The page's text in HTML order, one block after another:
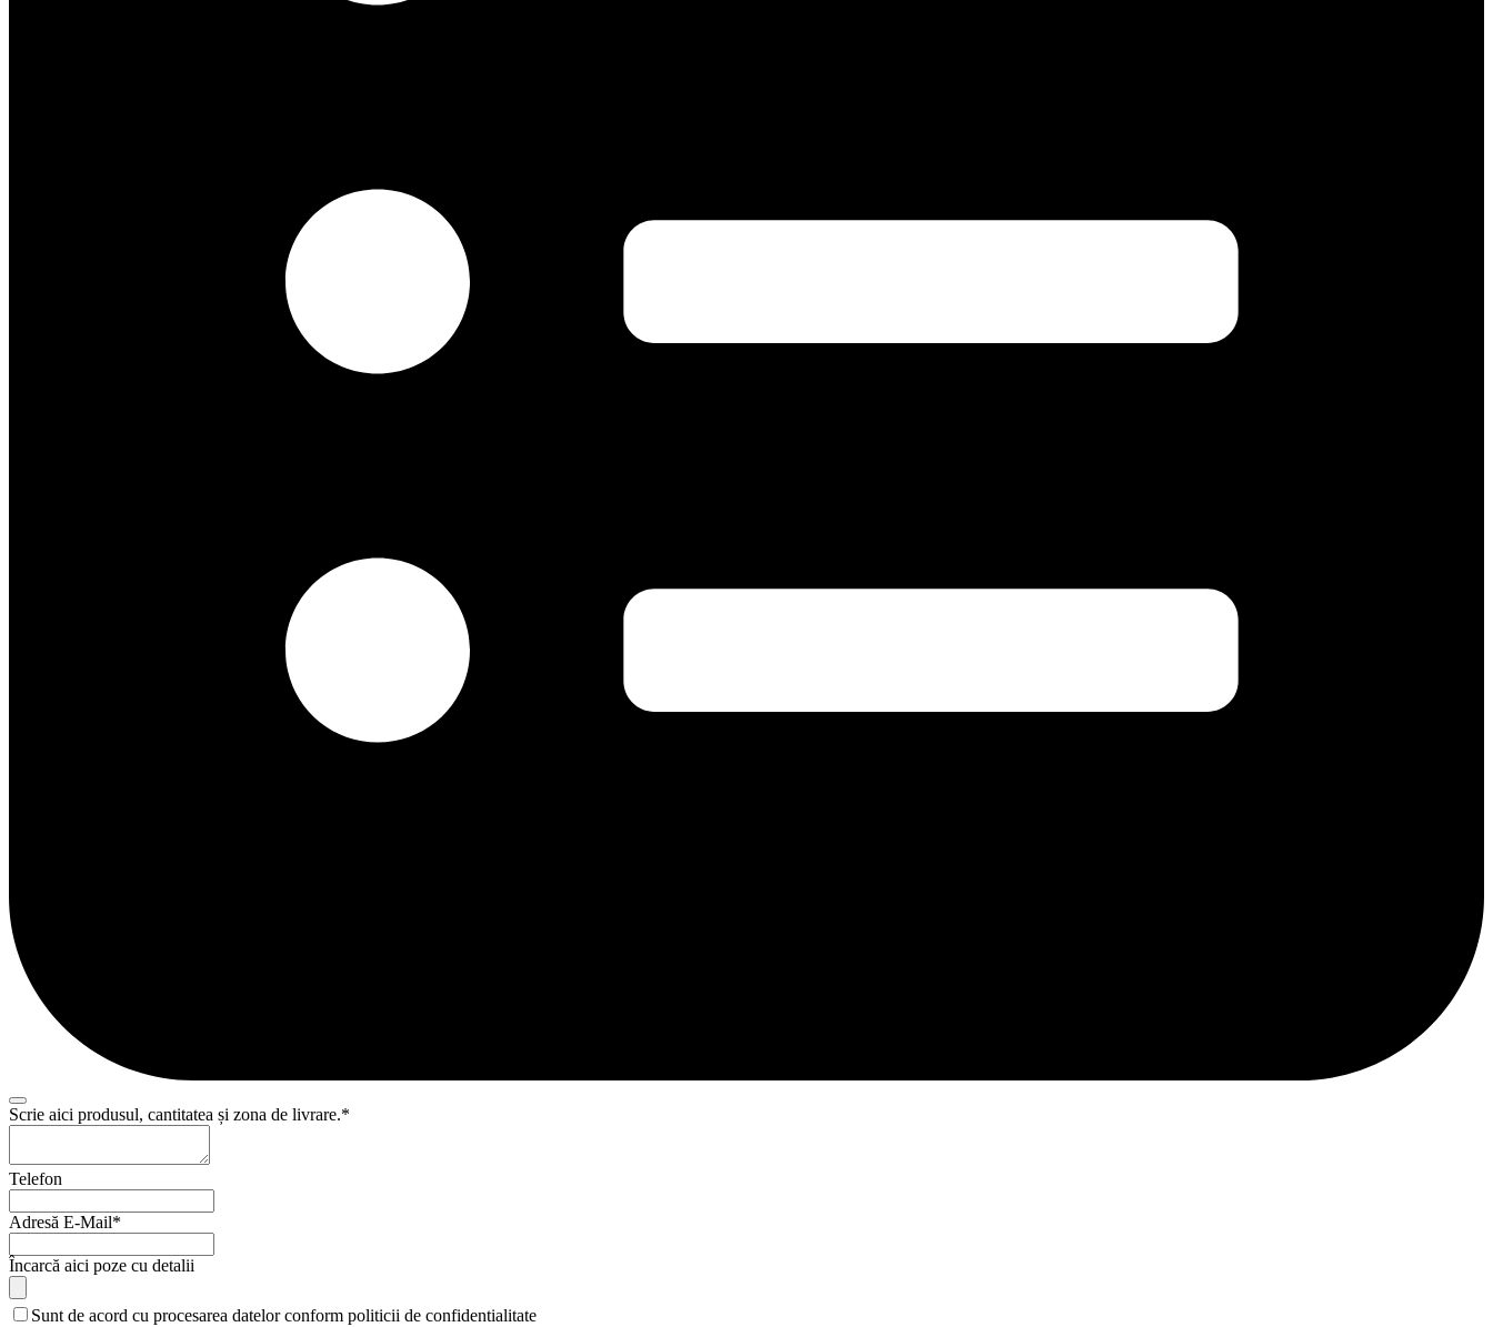
Scrie aici produsul, cantitatea și zona de livrare.*
Telefon
Adresă E-Mail*
Email*
Încarcă aici poze cu detalii
Sunt de acord cu procesarea datelor conform politicii de confidentialitate